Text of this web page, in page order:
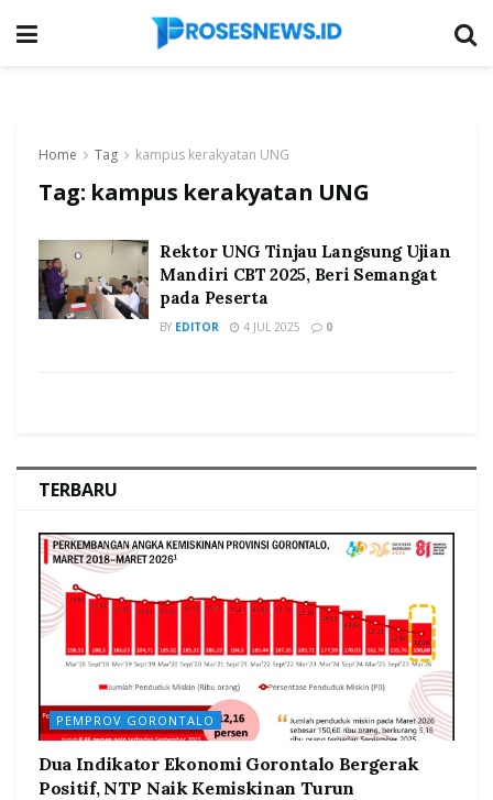
Home Tag kampus kerakyatan UNG
Tag: kampus kerakyatan UNG
Rektor UNG Tinjau Langsung Ujian
Mandiri CBT 2025, Beri Semangat
pada Peserta
BY EDITOR 4 JUL 2025 0
TERBARU
PEMPROV GORONTALO
Dua Indikator Ekonomi Gorontalo Bergerak
Positif, NTP Naik Kemiskinan Turun